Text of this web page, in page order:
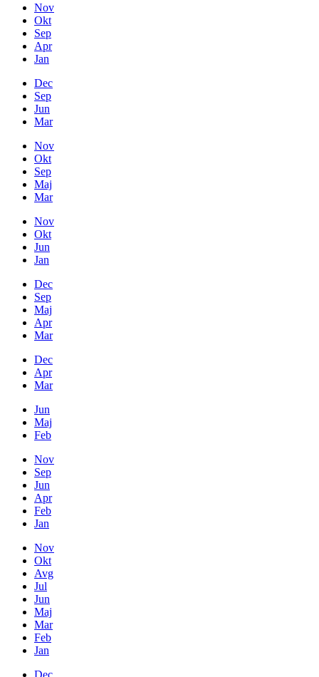
Nov
Okt
Sep
Apr
Jan
Dec
Sep
Jun
Mar
Nov
Okt
Sep
Maj
Mar
Nov
Okt
Jun
Jan
Dec
Sep
Maj
Apr
Mar
Dec
Apr
Mar
Jun
Maj
Feb
Nov
Sep
Jun
Apr
Feb
Jan
Nov
Okt
Avg
Jul
Jun
Maj
Mar
Feb
Jan
Dec